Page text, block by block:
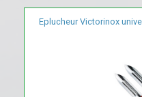
Eplucheur Victorinox